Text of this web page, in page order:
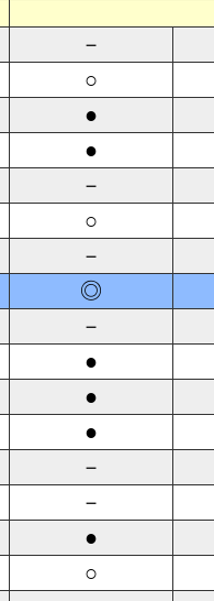
－
○
●
●
－
○
－
◎
－
●
●
●
－
－
●
○